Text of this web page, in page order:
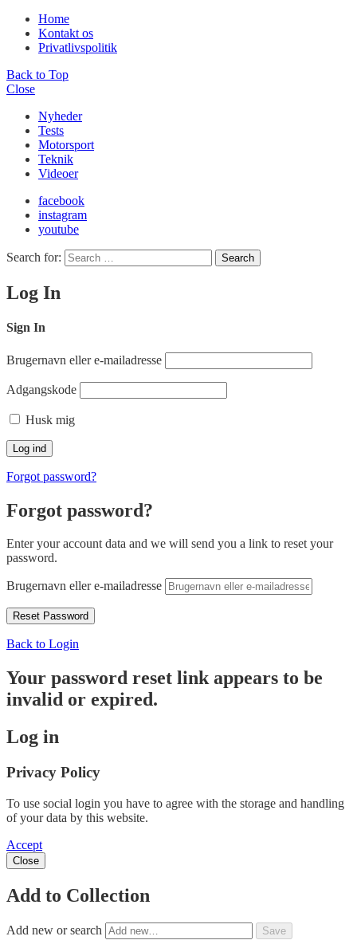
Home
Kontakt os
Privatlivspolitik
Back to Top
Close
Nyheder
Tests
Motorsport
Teknik
Videoer
facebook
instagram
youtube
Search for: Search
Log In
Sign In
Brugernavn eller e-mailadresse
Adgangskode
Husk mig
Forgot password?
Forgot password?
Enter your account data and we will send you a link to reset your
password.
Brugernavn eller e-mailadresse
Back to Login
Your password reset link appears to be
invalid or expired.
Log in
Privacy Policy
To use social login you have to agree with the storage and handling
of your data by this website.
Accept
Close
Add to Collection
Add new or search